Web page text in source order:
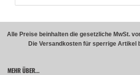
Alle Preise beinhalten die gesetzliche MwSt.
Die Versandkosten für sperrige Artikel
MEHR ÜBER...